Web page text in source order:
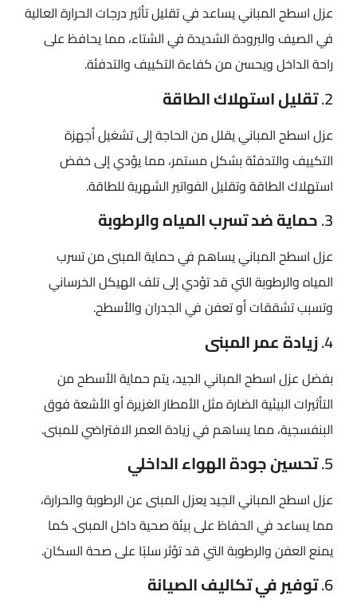
عزل اسطح المباني​ يساعد في تقليل تأثير درجات الحرارة العالية
في الصيف والبرودة الشديدة في الشتاء، مما يحافظ على
راحة الداخل ويحسن من كفاءة التكييف والتدفئة.
2. تقليل استهلاك الطاقة
عزل اسطح المباني​ يقلل من الحاجة إلى تشغيل أجهزة
التكييف والتدفئة بشكل مستمر، مما يؤدي إلى خفض
استهلاك الطاقة وتقليل الفواتير الشهرية للطاقة.
3. حماية ضد تسرب المياه والرطوبة
عزل اسطح المباني​ يساهم في حماية المبنى من تسرب
المياه والرطوبة التي قد تؤدي إلى تلف الهيكل الخرساني
وتسبب تشققات أو تعفن في الجدران والأسطح.
4. زيادة عمر المبنى
بفضل عزل اسطح المباني​ الجيد، يتم حماية الأسطح من
التأثيرات البيئية الضارة مثل الأمطار الغزيرة أو الأشعة فوق
البنفسجية، مما يساهم في زيادة العمر الافتراضي للمبنى.
5. تحسين جودة الهواء الداخلي
عزل اسطح المباني​ الجيد يعزل المبنى عن الرطوبة والحرارة،
مما يساعد في الحفاظ على بيئة صحية داخل المبنى. كما
يمنع العفن والرطوبة التي قد تؤثر سلبًا على صحة السكان.
6. توفير في تكاليف الصيانة